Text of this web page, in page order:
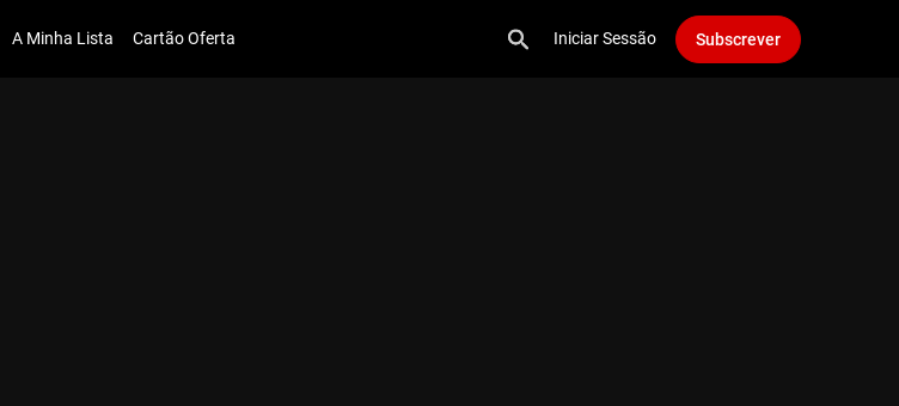
A Minha Lista Cartão Oferta Iniciar Sessão Subscrever